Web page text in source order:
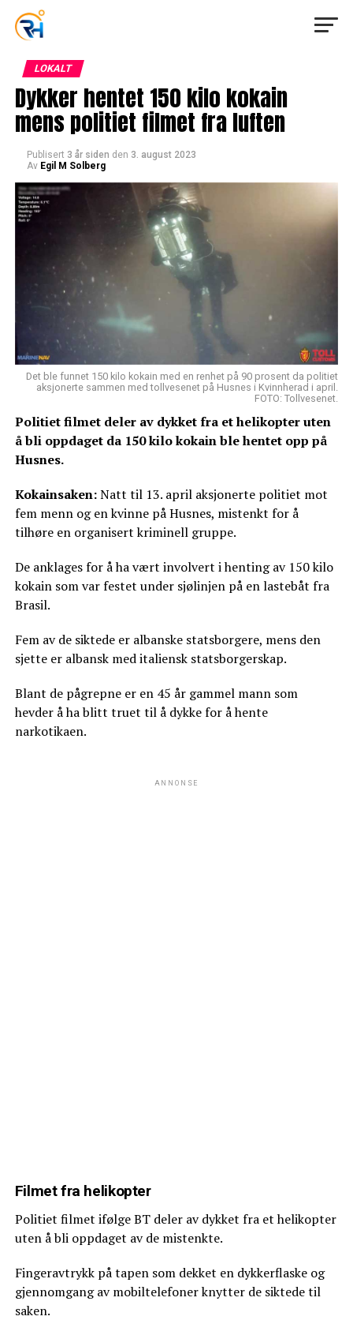
LOKALT
Dykker hentet 150 kilo kokain
mens politiet filmet fra luften
Publisert 3 år siden den 3. august 2023
Av Egil M Solberg
Det ble funnet 150 kilo kokain med en renhet på 90 prosent da politiet
aksjonerte sammen med tollvesenet på Husnes i Kvinnherad i april.
FOTO: Tollvesenet.
Politiet filmet deler av dykket fra et helikopter uten
å bli oppdaget da 150 kilo kokain ble hentet opp på
Husnes.
Kokainsaken:Natt til 13. april aksjonerte politiet mot
fem menn og en kvinne på Husnes, mistenkt for å
tilhøre en organisert kriminell gruppe.
De anklages for å ha vært involvert i henting av 150 kilo
kokain som var festet under sjølinjen på en lastebåt fra
Brasil.
Fem av de siktede er albanske statsborgere, mens den
sjette er albansk med italiensk statsborgerskap.
Blant de pågrepne er en 45 år gammel mann som
hevder å ha blitt truet til å dykke for å hente
narkotikaen.
ANNONSE
Filmet fra helikopter
Politiet filmet ifølge BT deler av dykket fra et helikopter
uten å bli oppdaget av de mistenkte.
Fingeravtrykk på tapen som dekket en dykkerflaske og
gjennomgang av mobiltelefoner knytter de siktede til
saken.